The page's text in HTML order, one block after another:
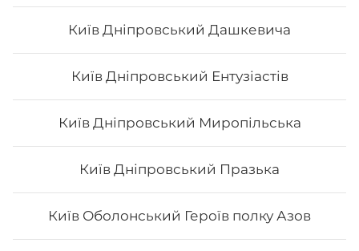
Київ Дніпровський Дашкевича
Київ Дніпровський Ентузіастів
Київ Дніпровський Миропільська
Київ Дніпровський Празька
Київ Оболонський Героїв полку Азов
з х/к, філадельфія з тунцем, філадельфія з тигровою
креветкою, філадельфія з вугрем
884₴ Хочу